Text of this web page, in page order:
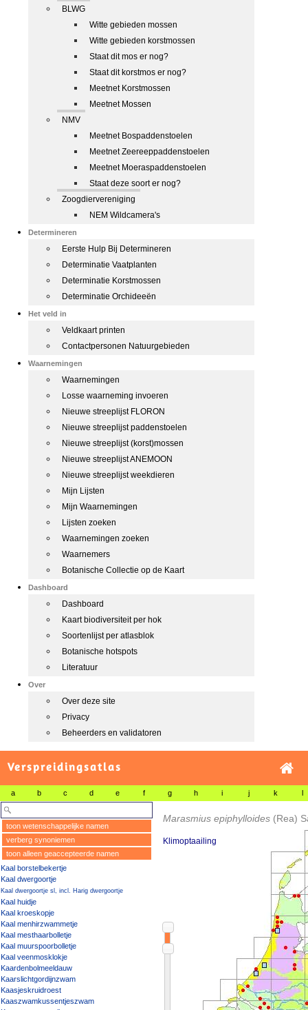
BLWG
Witte gebieden mossen
Witte gebieden korstmossen
Staat dit mos er nog?
Staat dit korstmos er nog?
Meetnet Korstmossen
Meetnet Mossen
NMV
Meetnet Bospaddenstoelen
Meetnet Zeereeppaddenstoelen
Meetnet Moeraspaddenstoelen
Staat deze soort er nog?
Zoogdiervereniging
NEM Wildcamera's
Determineren
Eerste Hulp Bij Determineren
Determinatie Vaatplanten
Determinatie Korstmossen
Determinatie Orchideeën
Het veld in
Veldkaart printen
Contactpersonen Natuurgebieden
Waarnemingen
Waarnemingen
Losse waarneming invoeren
Nieuwe streeplijst FLORON
Nieuwe streeplijst paddenstoelen
Nieuwe streeplijst (korst)mossen
Nieuwe streeplijst ANEMOON
Nieuwe streeplijst weekdieren
Mijn Lijsten
Mijn Waarnemingen
Lijsten zoeken
Waarnemingen zoeken
Waarnemers
Botanische Collectie op de Kaart
Dashboard
Dashboard
Kaart biodiversiteit per hok
Soortenlijst per atlasblok
Botanische hotspots
Literatuur
Over
Over deze site
Privacy
Beheerders en validatoren
Verspreidingsatlas
a b c d e f g h i j k l
toon wetenschappelijke namen
verberg synoniemen
toon alleen geaccepteerde namen
Kaal borstelbekertje
Kaal dwergoortje
Kaal dwergoortje sl, incl. Harig dwergoortje
Kaal huidje
Kaal kroeskopje
Kaal menhirzwammetje
Kaal mesthaarbolletje
Kaal muurspoorbolletje
Kaal veenmosklokje
Kaardenbolmeeldauw
Kaarslichtgordijnzwam
Kaasjeskruidroest
Kaaszwamkussentjeszwam
Marasmius epiphylloides (Rea)
Klimoptaailing